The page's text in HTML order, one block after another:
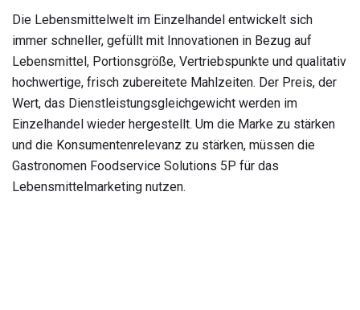
Die Lebensmittelwelt im Einzelhandel entwickelt sich
immer schneller, gefüllt mit Innovationen in Bezug auf
Lebensmittel, Portionsgröße, Vertriebspunkte und qualitativ
hochwertige, frisch zubereitete Mahlzeiten. Der Preis, der
Wert, das Dienstleistungsgleichgewicht werden im
Einzelhandel wieder hergestellt. Um die Marke zu stärken
und die Konsumentenrelevanz zu stärken, müssen die
Gastronomen Foodservice Solutions 5P für das
Lebensmittelmarketing nutzen.